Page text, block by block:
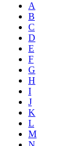
A
B
C
D
E
F
G
H
I
J
K
L
M